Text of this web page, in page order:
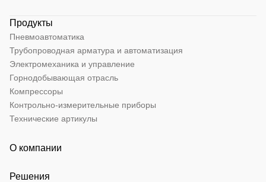
Продукты
Пневмоавтоматика
Трубопроводная арматура и автоматизация
Электромеханика и управление
Горнодобывающая отрасль
Компрессоры
Контрольно-измерительные приборы
Технические артикулы
О компании
Решения